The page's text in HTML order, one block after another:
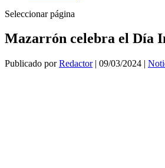
Seleccionar página
Mazarrón celebra el Día
Publicado porRedactor| 09/03/2024 |